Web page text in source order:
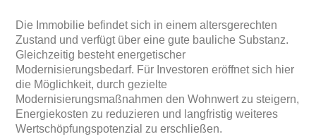
Die Immobilie befindet sich in einem altersgerechten
Zustand und verfügt über eine gute bauliche Substanz.
Gleichzeitig besteht energetischer
Modernisierungsbedarf. Für Investoren eröffnet sich hier
die Möglichkeit, durch gezielte
Modernisierungsmaßnahmen den Wohnwert zu steigern,
Energiekosten zu reduzieren und langfristig weiteres
Wertschöpfungspotenzial zu erschließen.